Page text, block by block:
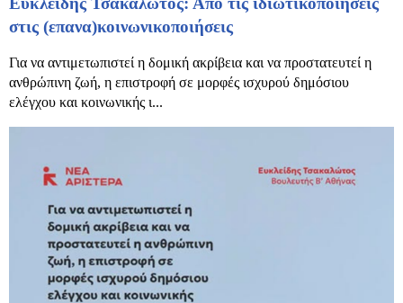
στις (επανα)κοινωνικοποιήσεις
Για να αντιμετωπιστεί η δομική ακρίβεια και να προστατευτεί η
ανθρώπινη ζωή, η επιστροφή σε μορφές ισχυρού δημόσιου
ελέγχου και κοινωνικής ι...